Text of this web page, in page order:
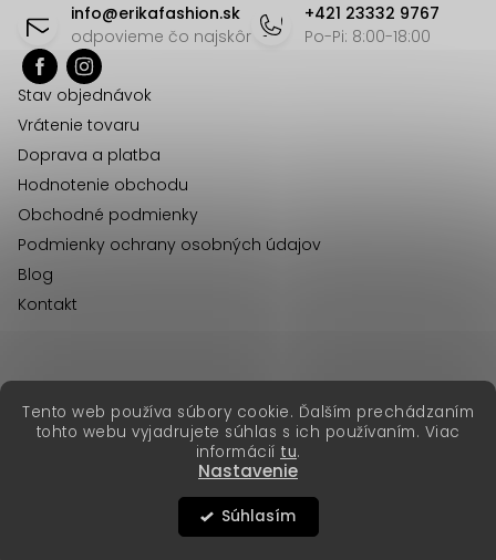
Tento web používa súbory cookie. Ďalším prechádzaním
tohto webu vyjadrujete súhlas s ich používaním. Viac
informácií tu.
Nastavenie
Súhlasím
a
y
u
info@erikafashion.sk
odpovieme čo najskôr
+421 23332 9767
Po-Pi: 8:00-18:00
Stav objednávok
Vrátenie tovaru
Doprava a platba
Hodnotenie obchodu
Obchodné podmienky
Podmienky ochrany osobných údajov
Blog
Kontakt
Vytvoril Shoptet Premium
Copyright 2026Erika Fashion. Všetky práva vyhradené.
erikafashion.cz